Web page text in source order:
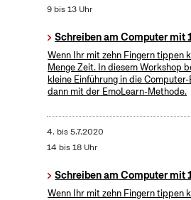
9 bis 13 Uhr
Schreiben am Computer mit
Wenn Ihr mit zehn Fingern tippen
Menge Zeit. In diesem Workshop
kleine Einführung in die
dann mit der EmoLearn-Methode.
4. bis5.7.2020
14 bis 18 Uhr
Schreiben am Computer mit
Wenn Ihr mit zehn Fingern tippen